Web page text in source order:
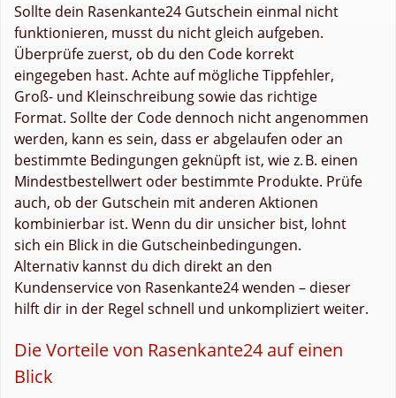
Sollte dein Rasenkante24 Gutschein einmal nicht
funktionieren, musst du nicht gleich aufgeben.
Überprüfe zuerst, ob du den Code korrekt
eingegeben hast. Achte auf mögliche Tippfehler,
Groß- und Kleinschreibung sowie das richtige
Format. Sollte der Code dennoch nicht angenommen
werden, kann es sein, dass er abgelaufen oder an
bestimmte Bedingungen geknüpft ist, wie z. B. einen
Mindestbestellwert oder bestimmte Produkte. Prüfe
auch, ob der Gutschein mit anderen Aktionen
kombinierbar ist. Wenn du dir unsicher bist, lohnt
sich ein Blick in die Gutscheinbedingungen.
Alternativ kannst du dich direkt an den
Kundenservice von Rasenkante24 wenden – dieser
hilft dir in der Regel schnell und unkompliziert weiter.
Die Vorteile von Rasenkante24 auf einen
Blick